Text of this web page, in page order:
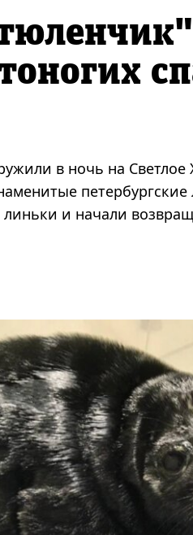
в ночь на Светлое
линьки и начали